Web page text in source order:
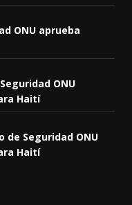
ONU aprueba
ONU
Haití
de Seguridad ONU
Haití